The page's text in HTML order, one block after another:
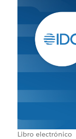
Libro electrónico